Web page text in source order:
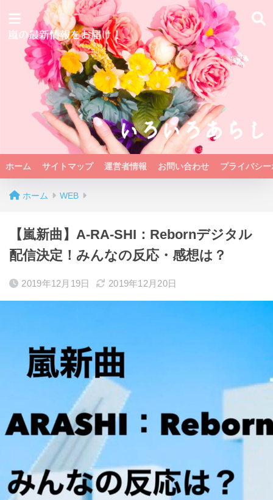
ホーム サイトマップ 運営者情報 お問い合わせ プライバシ
ホーム WEB
【嵐新曲】A-RA-SHI：Rebornデジタル
配信決定！みんなの反応・感想は？
2019年12月19日 2019年12月20日